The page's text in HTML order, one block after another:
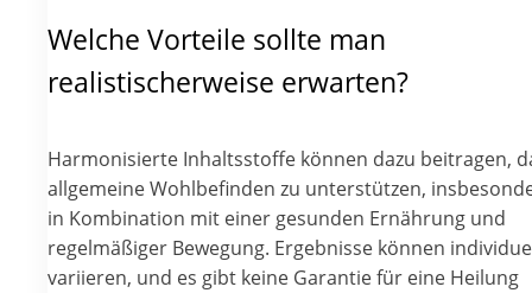
Welche Vorteile sollte man
realistischerweise erwarten?
Harmonisierte Inhaltsstoffe können dazu beitragen,
allgemeine Wohlbefinden zu unterstützen,
in Kombination mit einer gesunden Ernährung und
regelmäßiger Bewegung. Ergebnisse können
variieren, und es gibt keine Garantie für eine Heilung